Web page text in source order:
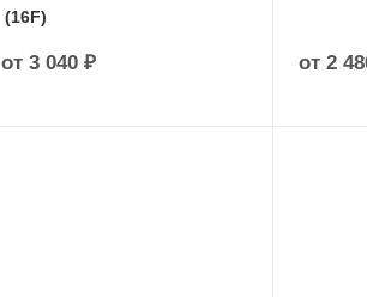
(16F)
от 3 040 ₽ от 2